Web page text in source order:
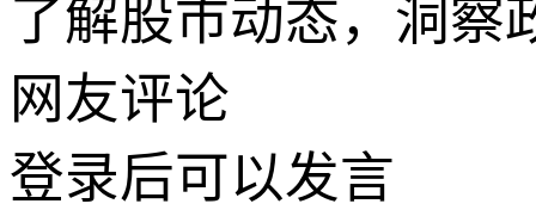
了解股市动态，洞察
网友评论
登录后可以发言